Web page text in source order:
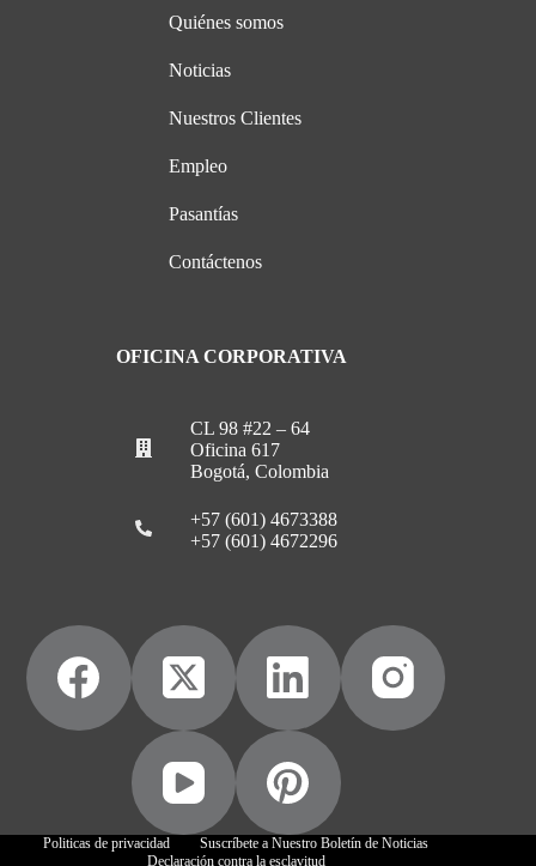
Quiénes somos
Noticias
Nuestros Clientes
Empleo
Pasantías
Contáctenos
OFICINA CORPORATIVA
CL 98 #22 – 64
Oficina 617
Bogotá, Colombia
+57 (601) 4673388
+57 (601) 4672296
Politicas de privacidad
Suscríbete a Nuestro Boletín de Noticias
Declaración contra la esclavitud